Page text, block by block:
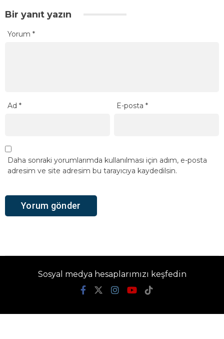
Bir yanıt yazın
Yorum *
Ad * E-posta*
Daha sonraki yorumlarımda kullanılması için adım, e-posta
adresim ve site adresim bu tarayıcıya kaydedilsin.
Sosyal medya hesaplarımızı keşfedin